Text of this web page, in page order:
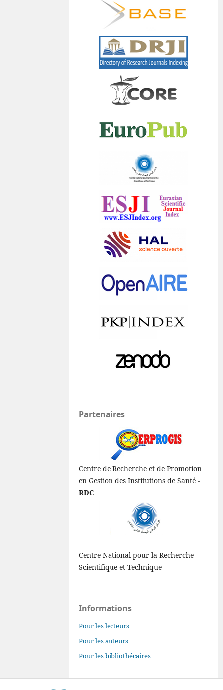
Partenaires
Centre de Recherche et de Promotion
en Gestion des Institutions de Santé -
RDC
Centre National pour la Recherche
Scientifique et Technique
Informations
Pour les lecteurs
Pour les auteurs
Pour les bibliothécaires